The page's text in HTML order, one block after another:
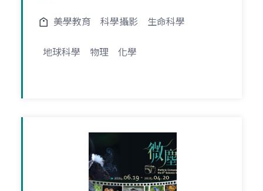
美學教育 科學攝影 生命科學
地球科學 物理 化學